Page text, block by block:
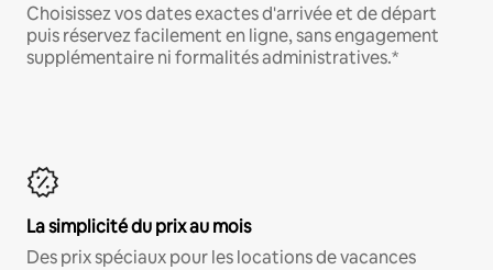
Choisissez vos dates exactes d'arrivée et de départ
puis réservez facilement en ligne, sans engagement
supplémentaire ni formalités administratives.*
La simplicité du prix au mois
Des prix spéciaux pour les locations de vacances